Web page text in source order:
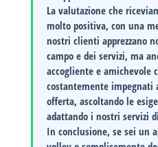
La valutazione che
molto positiva, con una
nostri clienti apprezzano
campo e dei servizi, ma
accogliente e amichevole
costantemente impegnati
offerta, ascoltando le
adattando i nostri servizi
In conclusione, se sei un